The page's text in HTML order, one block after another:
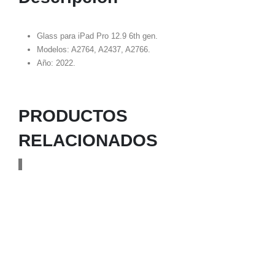
Glass para iPad Pro 12.9 6th gen.
Modelos: A2764, A2437, A2766.
Año: 2022.
PRODUCTOS
RELACIONADOS